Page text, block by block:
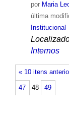
por Maria
última
Institucional
Internos
« 10 itens
47 48 49